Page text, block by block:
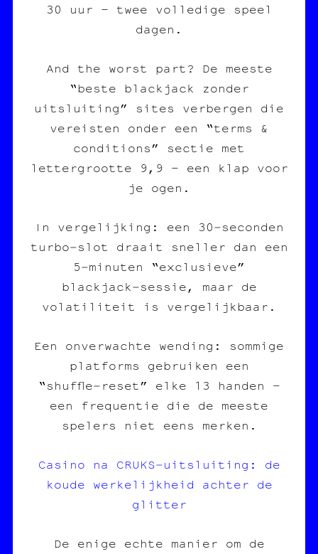
30 uur – twee volledige speel
dagen.
And the worst part? De meeste
“beste blackjack zonder
uitsluiting” sites verbergen die
vereisten onder een “terms &
conditions” sectie met
lettergrootte 9,9 – een klap voor
je ogen.
In vergelijking: een 30‑seconden
turbo‑slot draait sneller dan een
5‑minuten “exclusieve”
blackjack‑sessie, maar de
volatiliteit is vergelijkbaar.
Een onverwachte wending: sommige
platforms gebruiken een
“shuffle‑reset” elke 13 handen –
een frequentie die de meeste
spelers niet eens merken.
Casino na CRUKS‑uitsluiting: de
koude werkelijkheid achter de
glitter
De enige echte manier om de